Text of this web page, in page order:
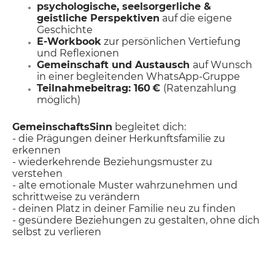
psychologische, seelsorgerliche &
geistliche Perspektiven auf die eigene
Geschichte
E-Workbook zur persönlichen Vertiefung
und Reflexionen
Gemeinschaft und Austausch auf Wunsch
in einer begleitenden WhatsApp-Gruppe
Teilnahmebeitrag: 160 € (Ratenzahlung
möglich)
GemeinschaftsSinn begleitet dich:
- die Prägungen deiner Herkunftsfamilie zu
erkennen
- wiederkehrende Beziehungsmuster zu
verstehen
- alte emotionale Muster wahrzunehmen und
schrittweise zu verändern
- deinen Platz in deiner Familie neu zu finden
- gesündere Beziehungen zu gestalten, ohne dich
selbst zu verlieren